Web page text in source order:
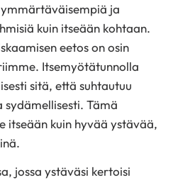
ja
kuin itseään kohtaan.
eetos on osin
Itsemyötätunnolla
sitä, että suhtautuu
sydämellisesti. Tämä
itseään kuin hyvää ystävää,
jossa ystäväsi kertoisi